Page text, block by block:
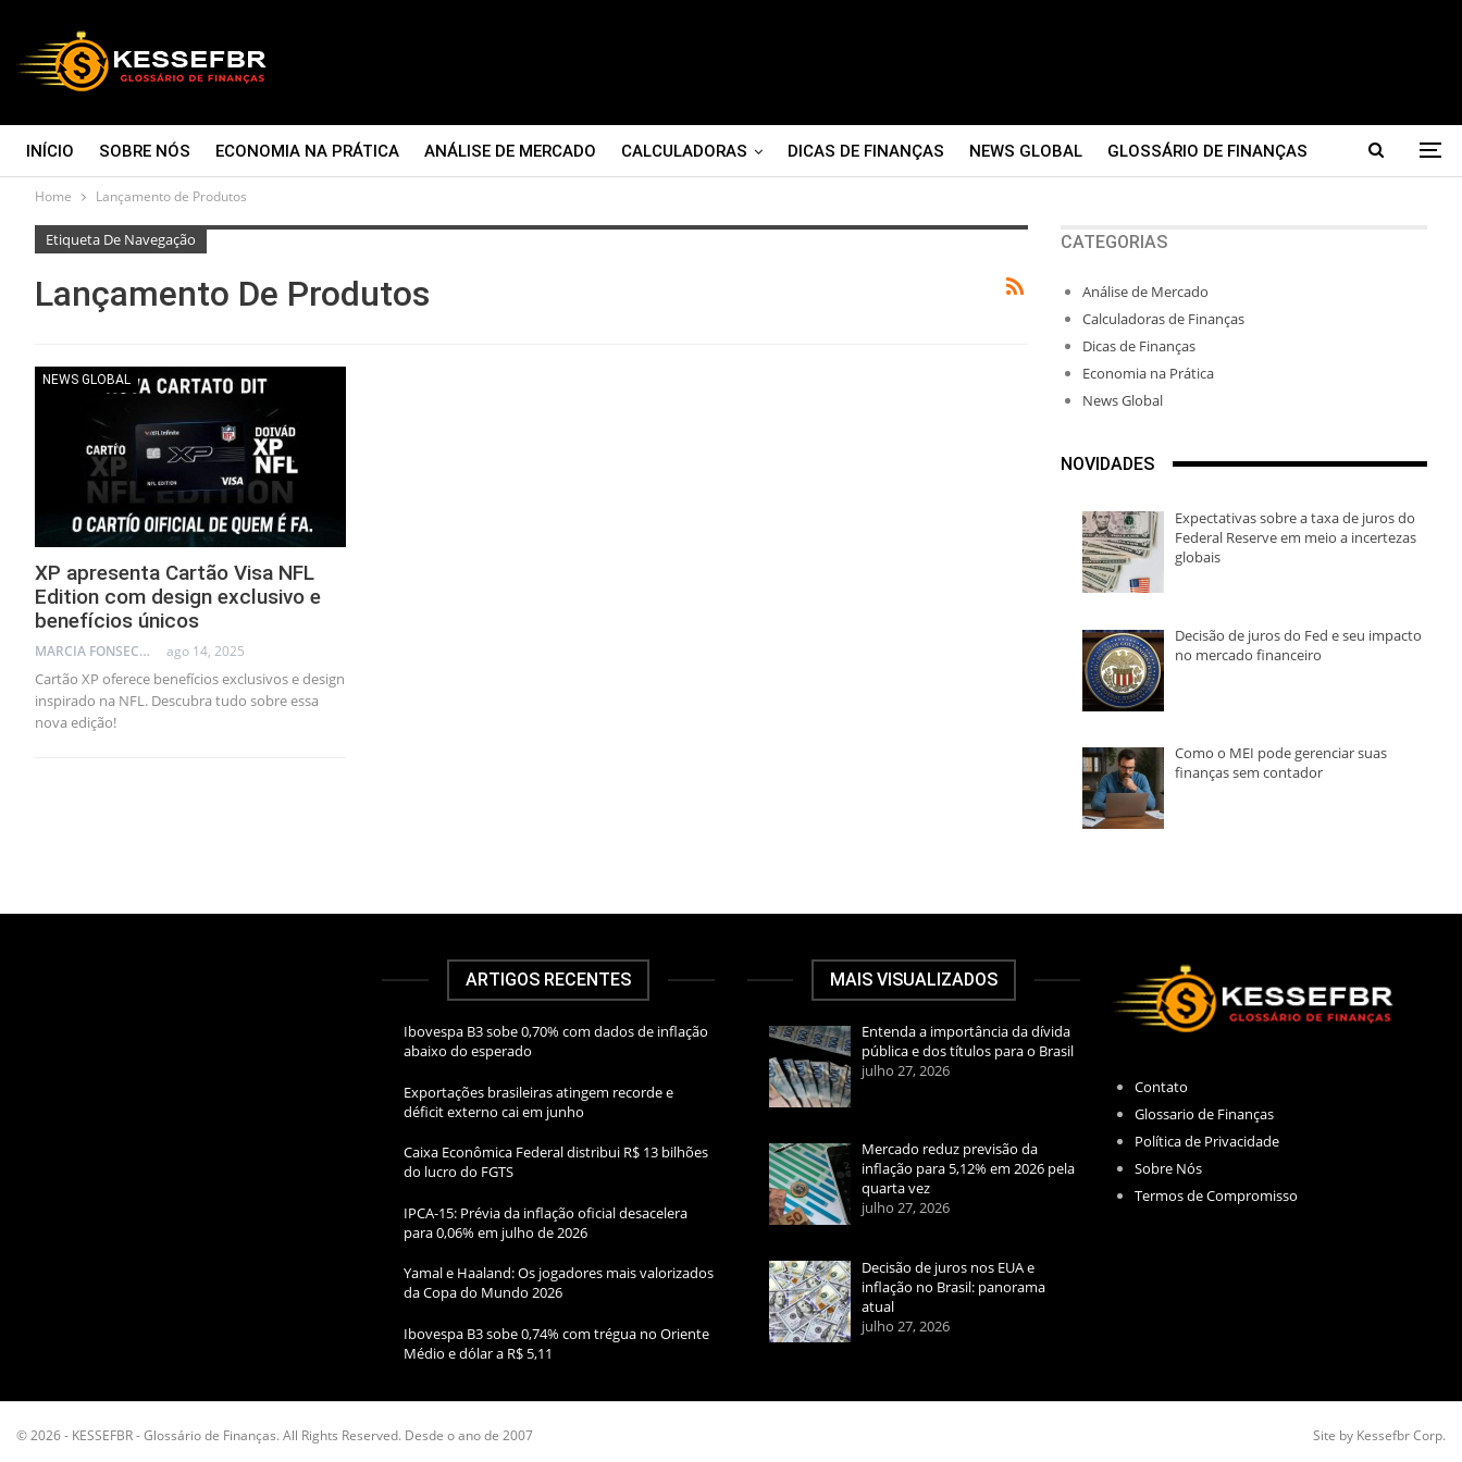
INÍCIO SOBRE NÓS ECONOMIA NA PRÁTICA ANÁLISE DE MERCADO CALCULADORAS DICAS DE FINANÇAS NEWS GLOBAL GLOSSÁRIO DE FINANÇAS
CONTATO
Home Lançamento de Produtos
Etiqueta De Navegação
Lançamento De Produtos
NEWS GLOBAL
XP apresenta Cartão Visa NFL
Edition com design exclusivo e
benefícios únicos
MARCIA FONSECA - FINANCIAL CONSULTANT ago 14, 2025
Cartão XP oferece benefícios exclusivos e design
inspirado na NFL. Descubra tudo sobre essa
nova edição!
CATEGORIAS
Análise de Mercado
Calculadoras de Finanças
Dicas de Finanças
Economia na Prática
News Global
NOVIDADES
Expectativas sobre a taxa de juros do
Federal Reserve em meio a incertezas
globais
Decisão de juros do Fed e seu impacto
no mercado financeiro
Como o MEI pode gerenciar suas
finanças sem contador
ARTIGOS RECENTES
Ibovespa B3 sobe 0,70% com dados de inflação
abaixo do esperado
Exportações brasileiras atingem recorde e
déficit externo cai em junho
Caixa Econômica Federal distribui R$ 13 bilhões
do lucro do FGTS
IPCA-15: Prévia da inflação oficial desacelera
para 0,06% em julho de 2026
Yamal e Haaland: Os jogadores mais valorizados
da Copa do Mundo 2026
Ibovespa B3 sobe 0,74% com trégua no Oriente
Médio e dólar a R$ 5,11
MAIS VISUALIZADOS
Entenda a importância da dívida
pública e dos títulos para o Brasil
julho 27, 2026
Mercado reduz previsão da
inflação para 5,12% em 2026 pela
quarta vez
julho 27, 2026
Decisão de juros nos EUA e
inflação no Brasil: panorama
atual
julho 27, 2026
Contato
Glossario de Finanças
Política de Privacidade
Sobre Nós
Termos de Compromisso
© 2026 - KESSEFBR - Glossário de Finanças. All Rights Reserved. Desde o ano de 2007 Site by Kessefbr Corp.